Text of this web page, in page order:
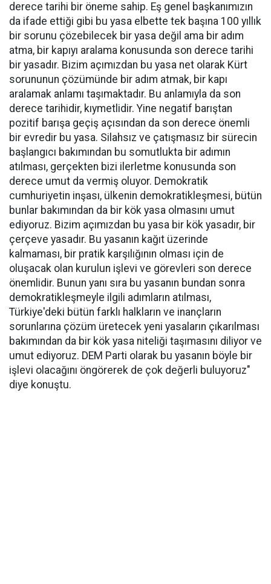
derece tarihi bir öneme sahip. Eş genel başkanımızın
da ifade ettiği gibi bu yasa elbette tek başına 100 yıllık
bir sorunu çözebilecek bir yasa değil ama bir adım
atma, bir kapıyı aralama konusunda son derece tarihi
bir yasadır. Bizim açımızdan bu yasa net olarak Kürt
sorununun çözümünde bir adım atmak, bir kapı
aralamak anlamı taşımaktadır. Bu anlamıyla da son
derece tarihidir, kıymetlidir. Yine negatif barıştan
pozitif barışa geçiş açısından da son derece önemli
bir evredir bu yasa. Silahsız ve çatışmasız bir sürecin
başlangıcı bakımından bu somutlukta bir adımın
atılması, gerçekten bizi ilerletme konusunda son
derece umut da vermiş oluyor. Demokratik
cumhuriyetin inşası, ülkenin demokratikleşmesi, bütün
bunlar bakımından da bir kök yasa olmasını umut
ediyoruz. Bizim açımızdan bu yasa bir kök yasadır, bir
çerçeve yasadır. Bu yasanın kağıt üzerinde
kalmaması, bir pratik karşılığının olması için de
oluşacak olan kurulun işlevi ve görevleri son derece
önemlidir. Bunun yanı sıra bu yasanın bundan sonra
demokratikleşmeyle ilgili adımların atılması,
Türkiye'deki bütün farklı halkların ve inançların
sorunlarına çözüm üretecek yeni yasaların çıkarılması
bakımından da bir kök yasa niteliği taşımasını diliyor ve
umut ediyoruz. DEM Parti olarak bu yasanın böyle bir
işlevi olacağını öngörerek de çok değerli buluyoruz"
diye konuştu.